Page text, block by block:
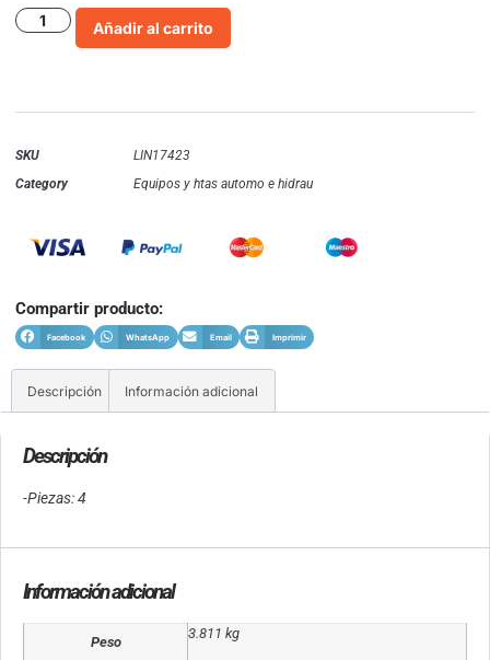
Añadir al carrito
SKU
LIN17423
Category
Equipos y htas automo e hidrau
Compartir producto:
Facebook WhatsApp Email Imprimir
Descripción Información adicional
Descripción
-Piezas: 4
Información adicional
Peso
3.811 kg